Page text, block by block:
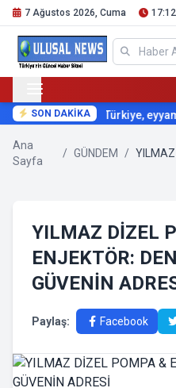
7 Ağustos 2026, Cuma 17:12
SON DAKİKA Türkiye,
Ana
Sayfa
/ GÜNDEM /
YILMAZ DİZEL
ENJEKTÖR:
GÜVENİN
Paylaş: Facebook